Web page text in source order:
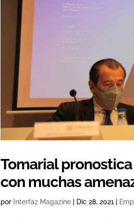
Tomarial
con muchas
por Interfaz Magazine Dic 28, 2021